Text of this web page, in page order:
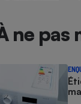
ne pas